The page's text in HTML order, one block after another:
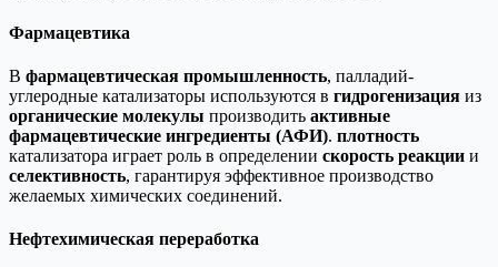
Фармацевтика
В фармацевтическая промышленность, палладий-
углеродные катализаторы используются в гидрогенизация из
органические молекулы производить активные
фармацевтические ингредиенты (АФИ). плотность
катализатора играет роль в определении скорость реакции и
селективность, гарантируя эффективное производство
желаемых химических соединений.
Нефтехимическая переработка